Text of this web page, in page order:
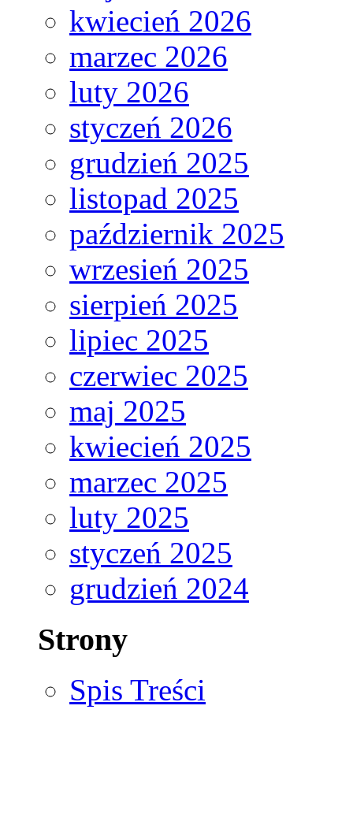
kwiecień 2026
marzec 2026
luty 2026
styczeń 2026
grudzień 2025
listopad 2025
październik 2025
wrzesień 2025
sierpień 2025
lipiec 2025
czerwiec 2025
maj 2025
kwiecień 2025
marzec 2025
luty 2025
styczeń 2025
grudzień 2024
Strony
Spis Treści